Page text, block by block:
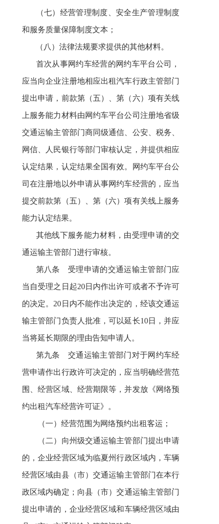
（七）经营管理制度、安全生产管理制度
和服务质量保障制度文本；
（八）法律法规要求提供的其他材料。
首次从事网约车经营的网约车平台公司，
应当向企业注册地相应出租汽车行政主管部门
提出申请，前款第（五）、第（六）项有关线
上服务能力材料由网约车平台公司注册地省级
交通运输主管部门商同级通信、公安、税务、
网信、人民银行等部门审核认定，并提供相应
认定结果，认定结果全国有效。网约车平台公
司在注册地以外申请从事网约车经营的，应当
提交前款第（五）、第（六）项有关线上服务
能力认定结果。
其他线下服务能力材料，由受理申请的交
通运输主管部门进行审核。
第八条 受理申请的交通运输主管部门应
当自受理之日起20日内作出许可或者不予许可
的决定。20日内不能作出决定的，经该交通运
输主管部门负责人批准，可以延长10日，并应
当将延长期限的理由告知申请人。
第九条 交通运输主管部门对于网约车经
营申请作出行政许可决定的，应当明确经营范
围、经营区域、经营期限等，并发放《网络预
约出租汽车经营许可证》。
（一）经营范围为网络预约出租客运；
（二） 向州级交通运输主管部门提出申请
的，企业经营区域为临夏州行政区域内 ，车辆
经营区域由县（市）交通运输主管部门在本行
政区域内确定 ； 向县（市）交通运输主管部门
提出申请的， 企业经营区域和车辆经营区域由